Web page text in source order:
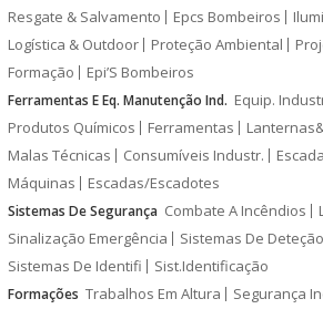
Resgate & Salvamento
Epcs Bombeiros
Logística & Outdoor
Proteção Ambiental
Formação
Epi’S Bombeiros
Ferramentas E Eq. Manutenção Ind. Equip.
Produtos Químicos
Ferramentas
Malas Técnicas
Consumíveis Industr.
Máquinas
Escadas/Escadotes
Sistemas De Segurança Combate A Incêndios
Sinalização Emergência
Sistemas De Deteção
Sistemas De Identifi
Sist.Identificação
Formações Trabalhos Em Altura
Segurança